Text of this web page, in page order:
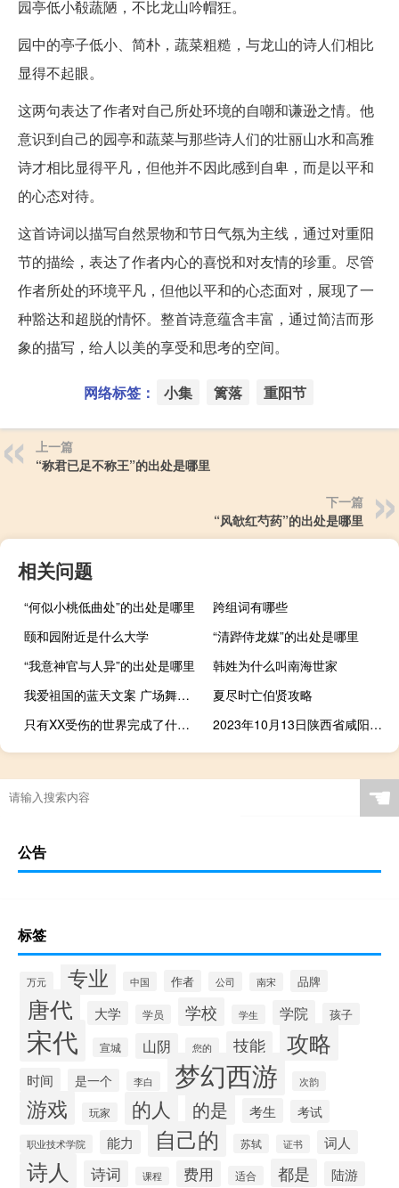
园亭低小殽蔬陋，不比龙山吟帽狂。
园中的亭子低小、简朴，蔬菜粗糙，与龙山的诗人们相比
显得不起眼。
这两句表达了作者对自己所处环境的自嘲和谦逊之情。他
意识到自己的园亭和蔬菜与那些诗人们的壮丽山水和高雅
诗才相比显得平凡，但他并不因此感到自卑，而是以平和
的心态对待。
这首诗词以描写自然景物和节日气氛为主线，通过对重阳
节的描绘，表达了作者内心的喜悦和对友情的珍重。尽管
作者所处的环境平凡，但他以平和的心态面对，展现了一
种豁达和超脱的情怀。整首诗意蕴含丰富，通过简洁而形
象的描写，给人以美的享受和思考的空间。
网络标签： 小集 篱落 重阳节
上一篇
“称君已足不称王”的出处是哪里
下一篇
“风欹红芍药”的出处是哪里
相关问题
“何似小桃低曲处”的出处是哪里
跨组词有哪些
颐和园附近是什么大学
“清跸侍龙媒”的出处是哪里
“我意神官与人异”的出处是哪里
韩姓为什么叫南海世家
我爱祖国的蓝天文案 广场舞我爱祖国的蓝天
夏尽时亡伯贤攻略
只有XX受伤的世界完成了什么梗
2023年10月13日陕西省咸阳市疫情大数据-今日/今天疫情全网搜索最新实时消息动态情况通知播报
☚
公告
标签
万元 专业 中国 作者 公司 南宋 品牌
唐代 大学 学员 学校 学生 学院 孩子
宋代 宣城 山阴 您的 技能 攻略
时间 是一个 李白 梦幻西游 次韵
游戏 玩家 的人 的是 考生 考试
职业技术学院 能力 自己的 苏轼 证书 词人
诗人 诗词 课程 费用 适合 都是 陆游